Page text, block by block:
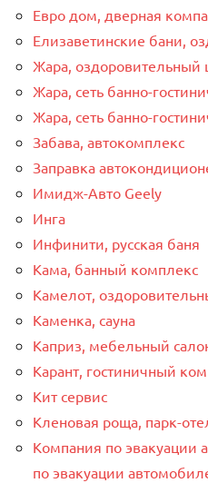
Евро дом, дверная
Елизаветинские бани,
Жара, оздоровительный
Жара, сеть банно-
Жара, сеть банно-
Забава, автокомплекс
Заправка
Имидж-Авто Geely
Инга
Инфинити, русская баня
Кама, банный комплекс
Камелот,
Каменка, сауна
Каприз, мебельный
Карант, гостиничный
Кит сервис
Кленовая роща, парк-
Компания по эвакуации
по эвакуации